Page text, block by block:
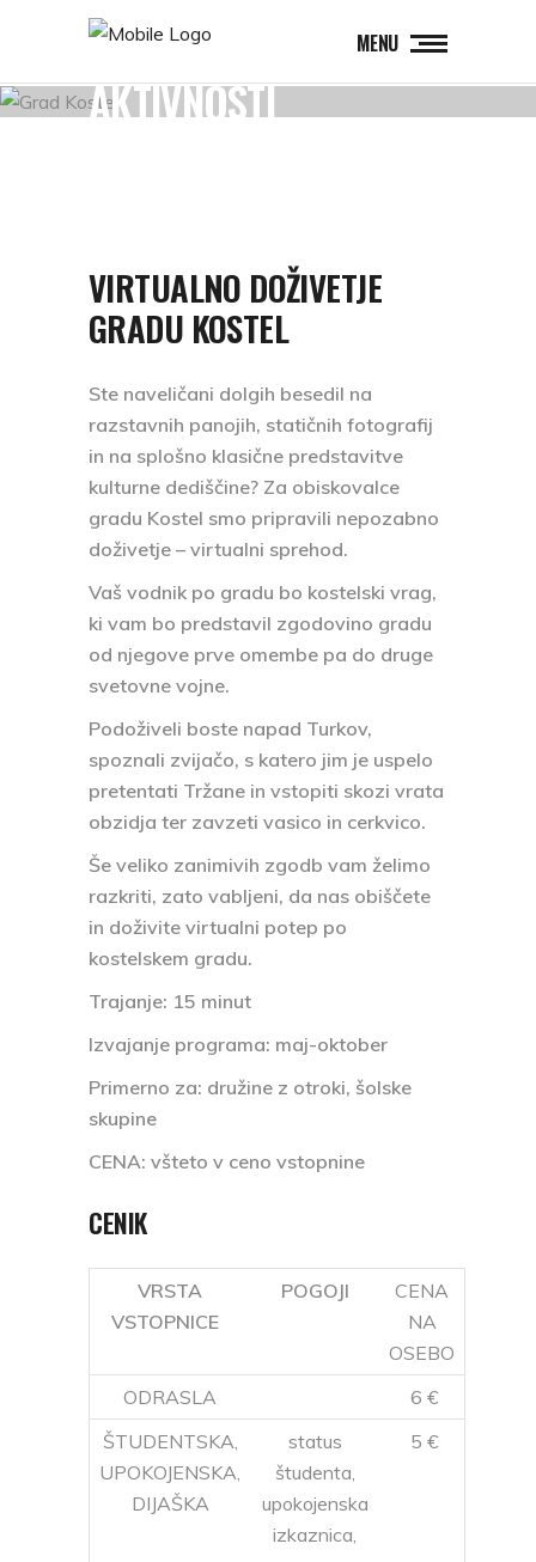
MENU
AKTIVNOSTI
VIRTUALNO DOŽIVETJE
GRADU KOSTEL
Ste naveličani dolgih besedil na
razstavnih panojih, statičnih fotografij
in na splošno klasične predstavitve
kulturne dediščine? Za obiskovalce
gradu Kostel smo pripravili nepozabno
doživetje – virtualni sprehod.
Vaš vodnik po gradu bo kostelski vrag,
ki vam bo predstavil zgodovino gradu
od njegove prve omembe pa do druge
svetovne vojne.
Podoživeli boste napad Turkov,
spoznali zvijačo, s katero jim je uspelo
pretentati Tržane in vstopiti skozi vrata
obzidja ter zavzeti vasico in cerkvico.
Še veliko zanimivih zgodb vam želimo
razkriti, zato vabljeni, da nas obiščete
in doživite virtualni potep po
kostelskem gradu.
Trajanje: 15 minut
Izvajanje programa: maj-oktober
Primerno za: družine z otroki, šolske
skupine
CENA: všteto v ceno vstopnine
CENIK
VRSTA
VSTOPNICE
POGOJI
CENA
NA
OSEBO
ODRASLA
6 €
ŠTUDENTSKA,
UPOKOJENSKA,
DIJAŠKA
status
študenta,
upokojenska
izkaznica,
5 €